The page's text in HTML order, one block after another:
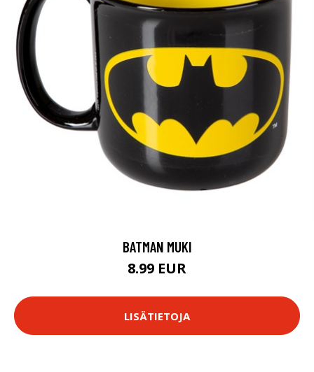
BATMAN MUKI
8.99 EUR
LISÄTIETOJA